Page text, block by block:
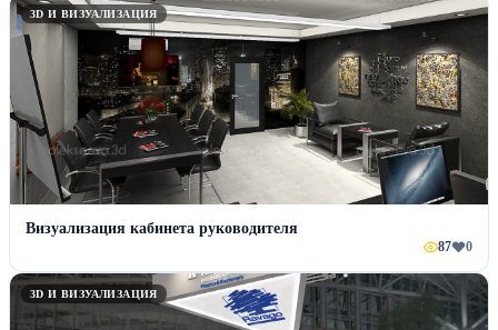
3D И ВИЗУАЛИЗАЦИЯ
Визуализация кабинета руководителя
87 0
3D И ВИЗУАЛИЗАЦИЯ